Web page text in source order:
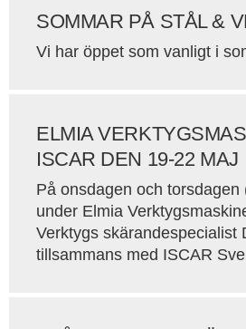
SOMMAR PÅ STÅL &
Vi har öppet som vanligt i
ELMIA
ISCAR DEN 19-22 MAJ
På onsdagen och torsdagen
under Elmia
Verktygs skärandespecialist
tillsammans med ISCAR